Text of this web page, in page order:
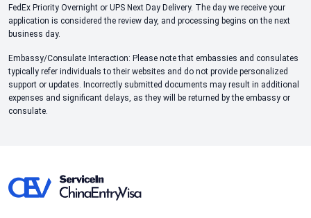
FedEx Priority Overnight or UPS Next Day Delivery. The day we receive your
application is considered the review day, and processing begins on the next
business day.
Embassy/Consulate Interaction: Please note that embassies and consulates
typically refer individuals to their websites and do not provide personalized
support or updates. Incorrectly submitted documents may result in additional
expenses and significant delays, as they will be returned by the embassy or
consulate.